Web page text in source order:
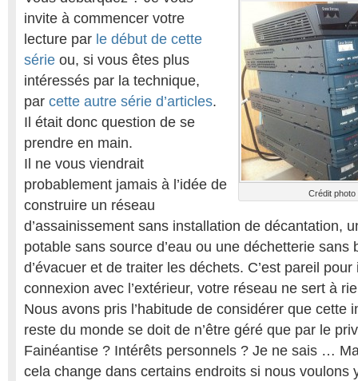
Crédit
invite à commencer votre
lecture par le début de cette
série ou, si vous êtes plus
intéressés par la technique,
par cette autre série d’articles.
Il était donc question de se
prendre en main.
Il ne vous viendrait
probablement jamais à l’idée de
construire un réseau
d’assainissement sans installation de décantation,
potable sans source d’eau ou une déchetterie sans
d’évacuer et de traiter les déchets. C’est pareil
connexion avec l’extérieur, votre réseau ne sert à
Nous avons pris l’habitude de considérer que cette
reste du monde se doit de n’être géré que par le
Fainéantise ? Intérêts personnels ? Je ne sais …
cela change dans certains endroits si nous voulons